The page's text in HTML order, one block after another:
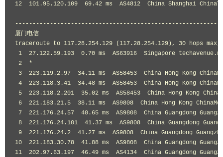
12
101.95 . 120.109 69.42 ms  AS4812 China Shanghai
厦门电信
traceroute to 117.28 . 254.129 ( 117.28 . 254.129 ), 30 hops max
1
27.122 . 59.193 0.70 ms  AS63916 Singapore techavenue .
2
*
3
223.119 . 2.97 34.11 ms  AS58453 China Hong Kong
4
223.118 . 3.41 34.48 ms  AS58453 China Hong Kong
5
223.118 . 2.201 35.02 ms  AS58453 China Hong Kong
6
221.183 . 21.5 38.11 ms  AS9808 China Hong Kong
7
221.176 . 24.57 40.65 ms  AS9808 China Guangdong
8
221.176 . 24.101 41.37 ms  AS9808 China Guangdong
9
221.176 . 24.2 41.27 ms  AS9808 China Guangdong
10
221.183 . 30.78 41.88 ms  AS9808 China Guangdong
11
202.97 . 63.197 46.49 ms  AS4134 China Guangdong